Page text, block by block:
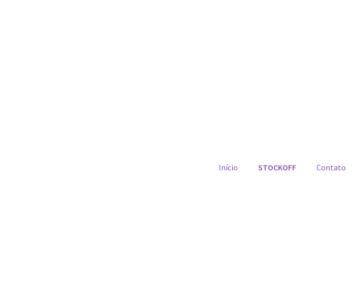
Início STOCKOFF Contato